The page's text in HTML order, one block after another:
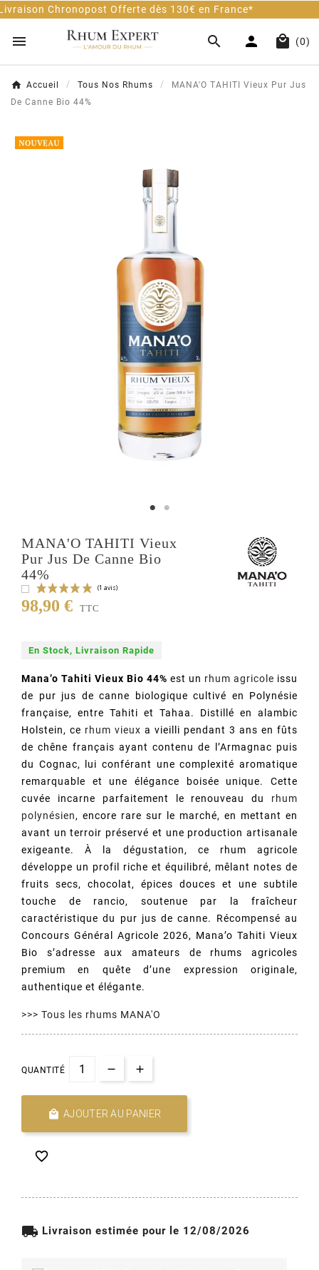
Offerte dès 130€ en France* Client 100%
    (0)
Accueil Tous Nos Rhums
MANA'O TAHITI Vieux Pur Jus
De Canne Bio 44%
MANA'O TAHITI Vieux
Pur Jus De Canne Bio
44%
(1 avis)
98,90 € TTC
En Stock, Livraison Rapide
Mana’o Tahiti Vieux Bio 44% est un rhum agricole issu
de pur jus de canne biologique cultivé en Polynésie
française, entre Tahiti et Tahaa. Distillé en alambic
Holstein, ce rhum vieux a vieilli pendant 3 ans en fûts
de chêne français ayant contenu de l’Armagnac puis
du Cognac, lui conférant une complexité aromatique
remarquable et une élégance boisée unique. Cette
cuvée incarne parfaitement le renouveau du rhum
polynésien, encore rare sur le marché, en mettant en
avant un terroir préservé et une production artisanale
exigeante. À la dégustation, ce rhum agricole
développe un profil riche et équilibré, mêlant notes de
fruits secs, chocolat, épices douces et une subtile
touche de rancio, soutenue par la fraîcheur
caractéristique du pur jus de canne. Récompensé au
Concours Général Agricole 2026, Mana’o Tahiti Vieux
Bio s’adresse aux amateurs de rhums agricoles
premium en quête d’une expression originale,
authentique et élégante.
>>> Tous les rhums MANA'O
QUANTITÉ
 AJOUTER AU PANIER

local_shipping Livraison estimée pour le 12/08/2026